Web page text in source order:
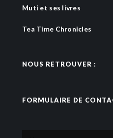
Muti et ses livres
Tea Time Chronicles
NOUS RETROUVER :
FORMULAIRE DE